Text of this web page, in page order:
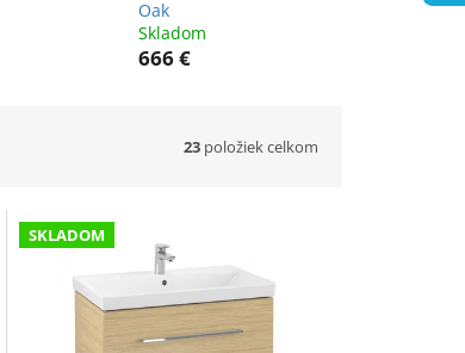
Oak
Skladom
666 €
23 položiek celkom
SKLADOM